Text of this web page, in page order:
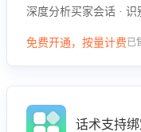
深度分析买家会话 ·
免费开通，按量计费已
话术支持